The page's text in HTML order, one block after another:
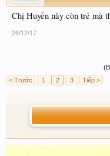
Chị Huyền này còn trẻ mà
26/12/17
< Trước
1 2 3 Tiếp >